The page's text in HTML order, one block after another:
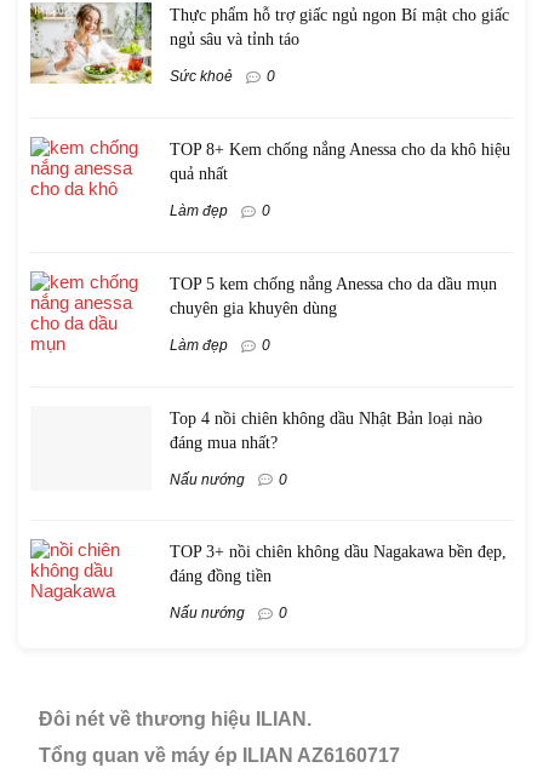
Thực phẩm hỗ trợ giấc ngủ ngon Bí mật cho giấc
ngủ sâu và tỉnh táo
Sức khoẻ 0
TOP 8+ Kem chống nắng Anessa cho da khô hiệu
quả nhất
Làm đẹp 0
TOP 5 kem chống nắng Anessa cho da dầu mụn
chuyên gia khuyên dùng
Làm đẹp 0
Top 4 nồi chiên không dầu Nhật Bản loại nào
đáng mua nhất?
Nấu nướng 0
TOP 3+ nồi chiên không dầu Nagakawa bền đẹp,
đáng đồng tiền
Nấu nướng 0
Đôi nét về thương hiệu ILIAN.
Tổng quan về máy ép ILIAN AZ6160717